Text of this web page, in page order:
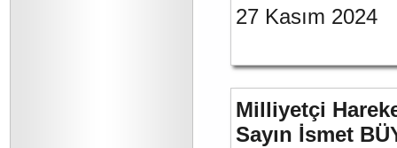
27 Kasım 2024
Milliyetçi
Sayın İsmet